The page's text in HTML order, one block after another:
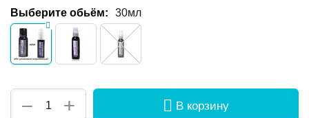
Выберите обьём: 30мл
+
− В корзину